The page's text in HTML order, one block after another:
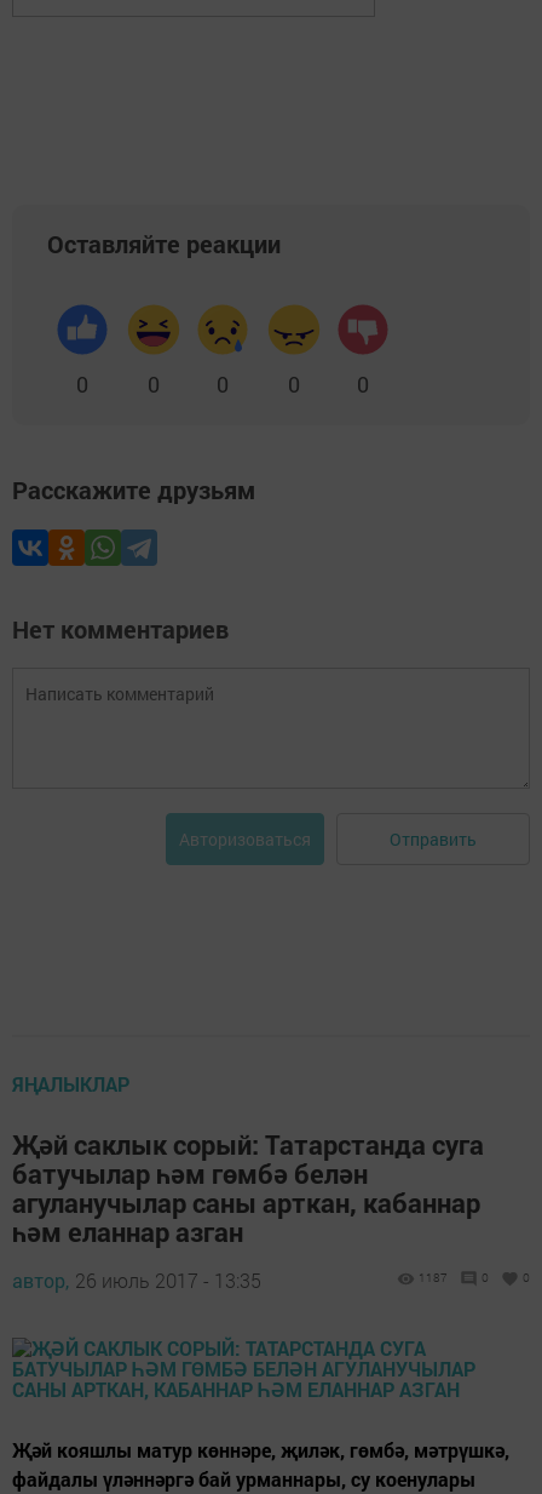
Оставляйте реакции
0 0 0 0 0
Расскажите друзьям
Нет комментариев
Авторизоваться Отправить
ЯҢАЛЫКЛАР
Җәй саклык сорый: Татарстанда суга
батучылар һәм гөмбә белән
агуланучылар саны арткан, кабаннар
һәм еланнар азган
автор, 26 июль 2017 - 13:35 1187 0 0
Җәй кояшлы матур көннәре, җиләк, гөмбә, мәтрүшкә,
файдалы үләннәргә бай урманнары, су коенулары